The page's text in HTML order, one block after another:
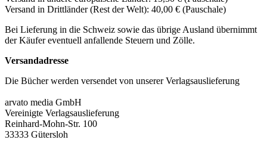
Versand in Drittländer (Rest der Welt): 40,00 € (Pauschale)
Bei Lieferung in die Schweiz sowie das übrige Ausland übernimmt
der Käufer eventuell anfallende Steuern und Zölle.
Versandadresse
Die Bücher werden versendet von unserer Verlagsauslieferung
arvato media GmbH
Vereinigte Verlagsauslieferung
Reinhard-Mohn-Str. 100
33333 Gütersloh